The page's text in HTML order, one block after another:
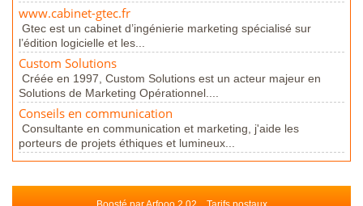
www.cabinet-gtec.fr
Gtec est un cabinet d’ingénierie marketing spécialisé sur
l’édition logicielle et les...
Custom Solutions
Créée en 1997, Custom Solutions est un acteur majeur en
Solutions de Marketing Opérationnel....
Conseils en communication
Consultante en communication et marketing, j'aide les
porteurs de projets éthiques et lumineux...